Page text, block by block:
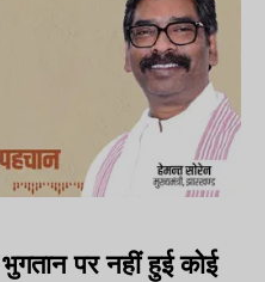
पर नहीं हुई कोई